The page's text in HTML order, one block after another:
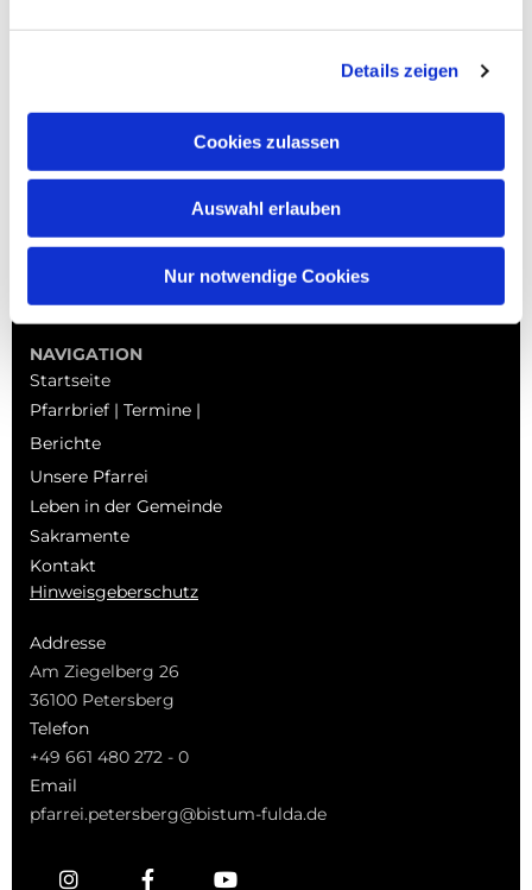
Details zeigen
Cookies zulassen
Auswahl erlauben
Nur notwendige Cookies
NAVIGATION
Startseite
Pfarrbrief | Termine |
Berichte
Unsere Pfarrei
Leben in der Gemeinde
Sakramente
Kontakt
Hinweisgeberschutz
Addresse
Am Ziegelberg 26
36100 Petersberg
Telefon
+49 661 480 272 - 0
Email
pfarrei.petersberg@bistum-fulda.de